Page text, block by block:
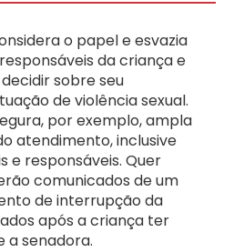
o papel e esvazia
da criança e
sobre seu
de violência sexual.
por exemplo, ampla
atendimento, inclusive
e responsáveis. Quer
comunicados de um
de interrupção da
após a criança ter
a senadora.